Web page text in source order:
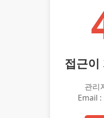
접근이
관리
Email